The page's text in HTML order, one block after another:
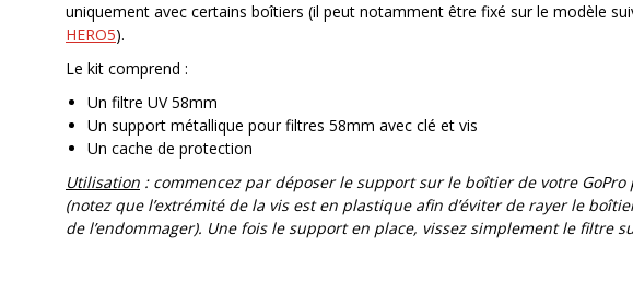
uniquement avec certains boîtiers (il peut notamment être fixé sur le modèle
HERO5).
Le kit comprend :
Un filtre UV 58mm
Un support métallique pour filtres 58mm avec clé et vis
Un cache de protection
Utilisation : commencez par déposer le support sur le boîtier de votre
(notez que l’extrémité de la vis est en plastique afin d’éviter de rayer le
de l’endommager). Une fois le support en place, vissez simplement le filtre